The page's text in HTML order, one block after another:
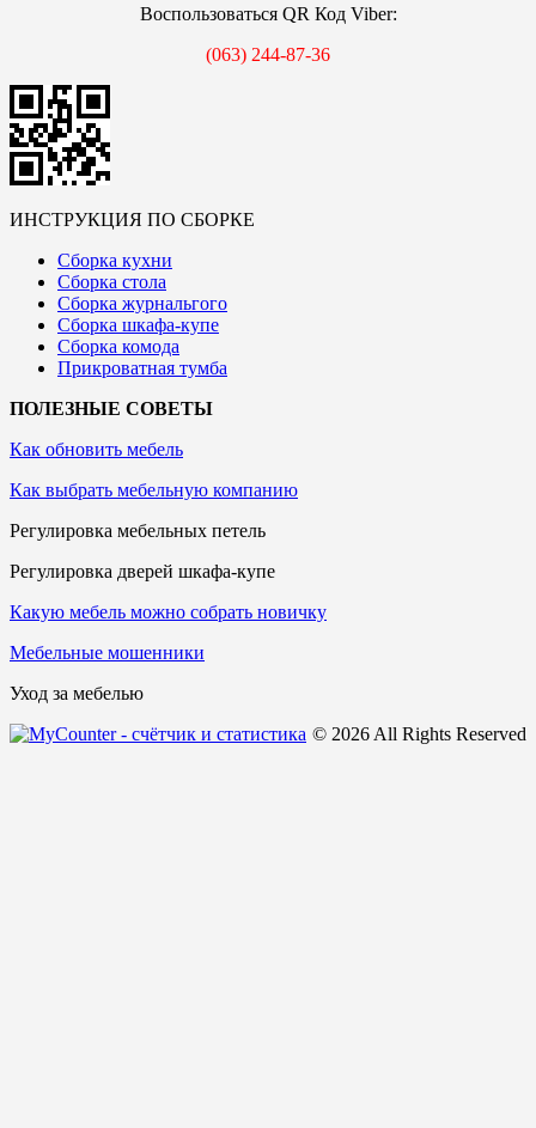
Воспользоваться QR Код Viber:
(063) 244-87-36
ИНСТРУКЦИЯ ПО СБОРКЕ
Сборка кухни
Сборка стола
Сборка журнальгого
Сборка шкафа-купе
Сборка комода
Прикроватная тумба
ПОЛЕЗНЫЕ СОВЕТЫ
Как обновить мебель
Как выбрать мебельную компанию
Регулировка мебельных петель
Регулировка дверей шкафа-купе
Какую мебель можно собрать новичку
Мебельные мошенники
Уход за мебелью
© 2026 All Rights Reserved